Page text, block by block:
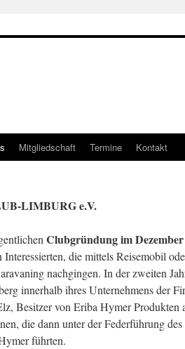
Mitgliedschaft Termine Kontakt
LIMBURG e.V.
Clubgründung im
die mittels Reisemobil
nachgingen. In der zweiten
innerhalb ihres Unternehmens der
Besitzer von Eriba Hymer Produkten
die dann unter der Federführung
führten.